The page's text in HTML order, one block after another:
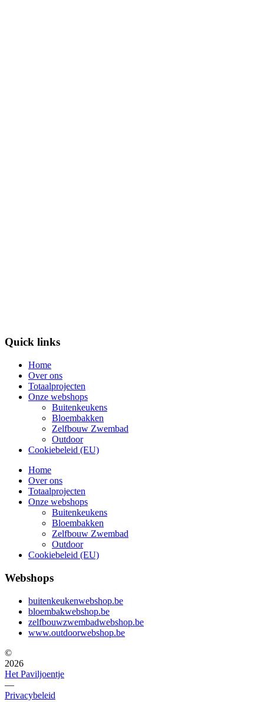
Quick links
Home
Over ons
Totaalprojecten
Onze webshops
Buitenkeukens
Bloembakken
Zelfbouw Zwembad
Outdoor
Cookiebeleid (EU)
Home
Over ons
Totaalprojecten
Onze webshops
Buitenkeukens
Bloembakken
Zelfbouw Zwembad
Outdoor
Cookiebeleid (EU)
Webshops
buitenkeukenwebshop.be
bloembakwebshop.be
zelfbouwzwembadwebshop.be
www.outdoorwebshop.be
©
2026
Het Paviljoentje
—
Privacybeleid